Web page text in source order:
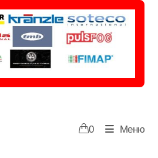
0 Меню